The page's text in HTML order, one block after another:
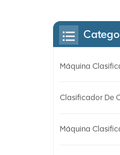
Máquina
Clasificador De
Máquina